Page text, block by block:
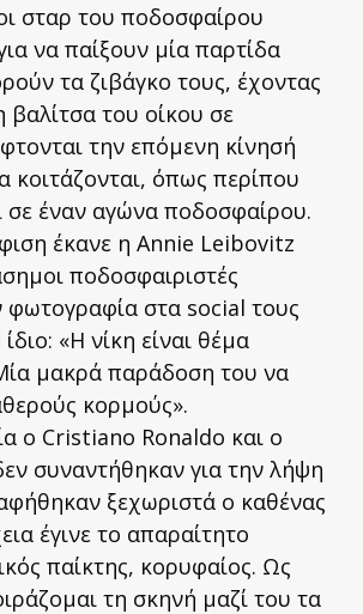
σταρ του ποδοσφαίρου
να παίξουν μία παρτίδα
τα ζιβάγκο τους, έχοντας
βαλίτσα του οίκου σε
την επόμενη κίνησή
κοιτάζονται, όπως περίπου
σε έναν αγώνα ποδοσφαίρου.
έκανε η Annie Leibovitz
ποδοσφαιριστές
φωτογραφία στα social τους
«Η νίκη είναι θέμα
μακρά παράδοση του να
κορμούς».
ο Cristiano Ronaldo και ο
συναντήθηκαν για την λήψη
ξεχωριστά ο καθένας
έγινε το απαραίτητο
παίκτης, κορυφαίος. Ως
τη σκηνή μαζί του τα